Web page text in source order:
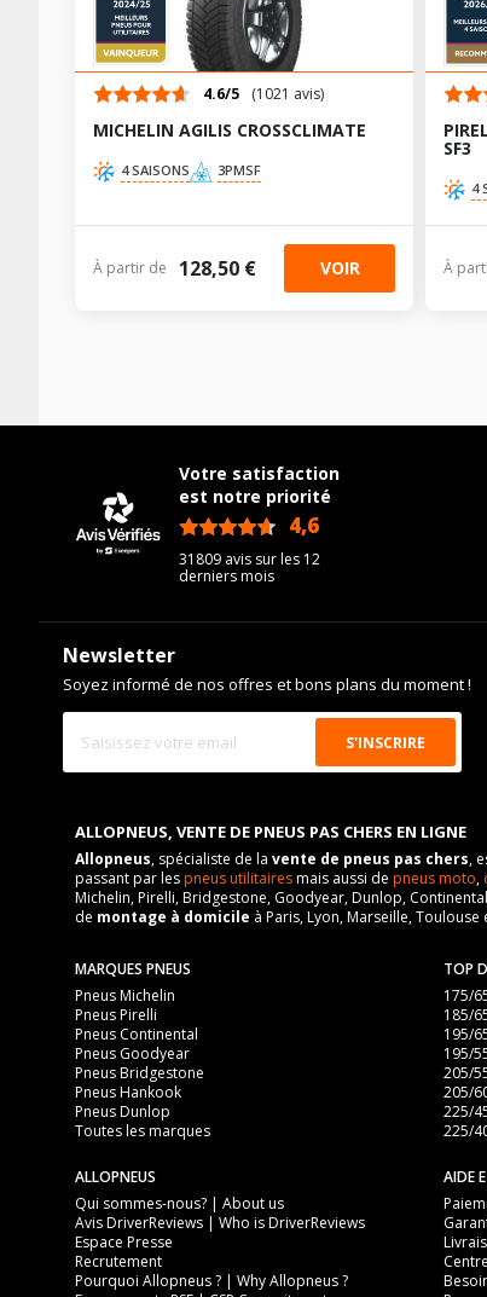
4.6/5 (1021 avis)
MICHELIN AGILIS CROSSCLIMATE
4 SAISONS 3PMSF
À partir de 128,50 € VOIR
SF3
4
À
Votre satisfaction
est notre priorité
4,6
31809 avis sur les 12
derniers mois
Newsletter
Soyez informé de nos offres et bons plans du moment !
ALLOPNEUS, VENTE DE PNEUS PAS CHERS EN LIGNE
Allopneus, spécialiste de la vente de pneus pas chers,
passant par lespneus utilitairesmais aussi de pneus moto,
Michelin, Pirelli, Bridgestone, Goodyear, Dunlop,
de montage à domicile à Paris, Lyon, Marseille,
MARQUES PNEUS
Pneus Michelin
Pneus Pirelli
Pneus Continental
Pneus Goodyear
Pneus Bridgestone
Pneus Hankook
Pneus Dunlop
Toutes les marques
TOP
175/
185/
195/
195/
205/
205/
225/
225/
ALLOPNEUS
Qui sommes-nous? | About us
Avis DriverReviews | Who is DriverReviews
Espace Presse
Recrutement
Pourquoi Allopneus ? | Why Allopneus ?
AIDE